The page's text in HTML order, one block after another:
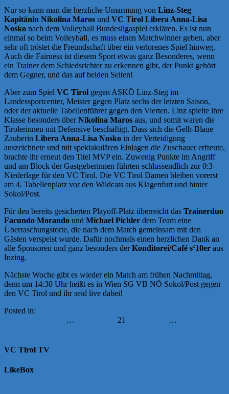
Nur so kann man die herzliche Umarmung von Linz-Steg
Kapitänin Nikolina Maros und VC Tirol Libera Anna-Lisa
Nosko nach dem Volleyball Bundesligaspiel erklären. Es ist nun
einmal so beim Volleyball, es muss einen Matchwinner geben, aber
sehr oft tröstet die Freundschaft über ein verlorenes Spiel hinweg.
Auch die Fairness ist diesem Sport etwas ganz Besonderes, wenn
ein Trainer dem Schiedsrichter zu erkennen gibt, der Punkt gehört
dem Gegner, und das auf beiden Seiten!
Aber zum Spiel VC Tirol gegen ASKÖ Linz-Steg im
Landessportcenter, Meister gegen Platz sechs der letzten Saison,
oder der aktuelle Tabellenführer gegen den Vierten. Linz spielte ihre
Klasse besonders überNikolina Maros aus, und somit waren die
Tirolerinnen mit Defensive beschäftigt. Dass sich die Gelb-Blaue
Zauberin Libera Anna-Lisa Nosko in der Verteidigung
auszeichnete und mit spektakulären Einlagen die Zuschauer erfreute,
brachte ihr erneut den Titel MVP ein. Zuwenig Punkte im Angriff
und am Block der Gastgeberinnen führten schlussendlich zur 0:3
Niederlage für den VC Tirol. Die VC Tirol Damen bleiben vorerst
am 4. Tabellenplatz vor den Wildcats aus Klagenfurt und hinter
Sokol/Post.
Für den bereits gesicherten Playoff-Platz überreicht das Trainerduo
Facundo Morando und Michael Pichler dem Team eine
Überraschungstorte, die nach dem Match gemeinsam mit den
Gästen verspeist wurde. Dafür nochmals einen herzlichen Dank an
alle Sponsoren und ganz besonders derKonditorei/Café s‘10er aus
Inzing.
Nächste Woche gibt es wieder ein Match am frühen Nachmittag,
denn um 14:30 Uhr heißt es in Wien SG VB NÖ Sokol/Post gegen
den VC Tirol und ihr seid live dabei!
Posted in:
… 21 …
VC Tirol TV
LikeBox